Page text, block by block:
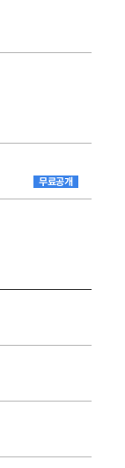
무료공개